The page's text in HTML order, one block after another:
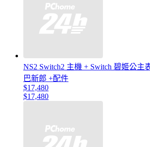
NS2 Switch2 主機 + Switch 碧姬公主
巴新郎 +配件
$17,480
$17,480